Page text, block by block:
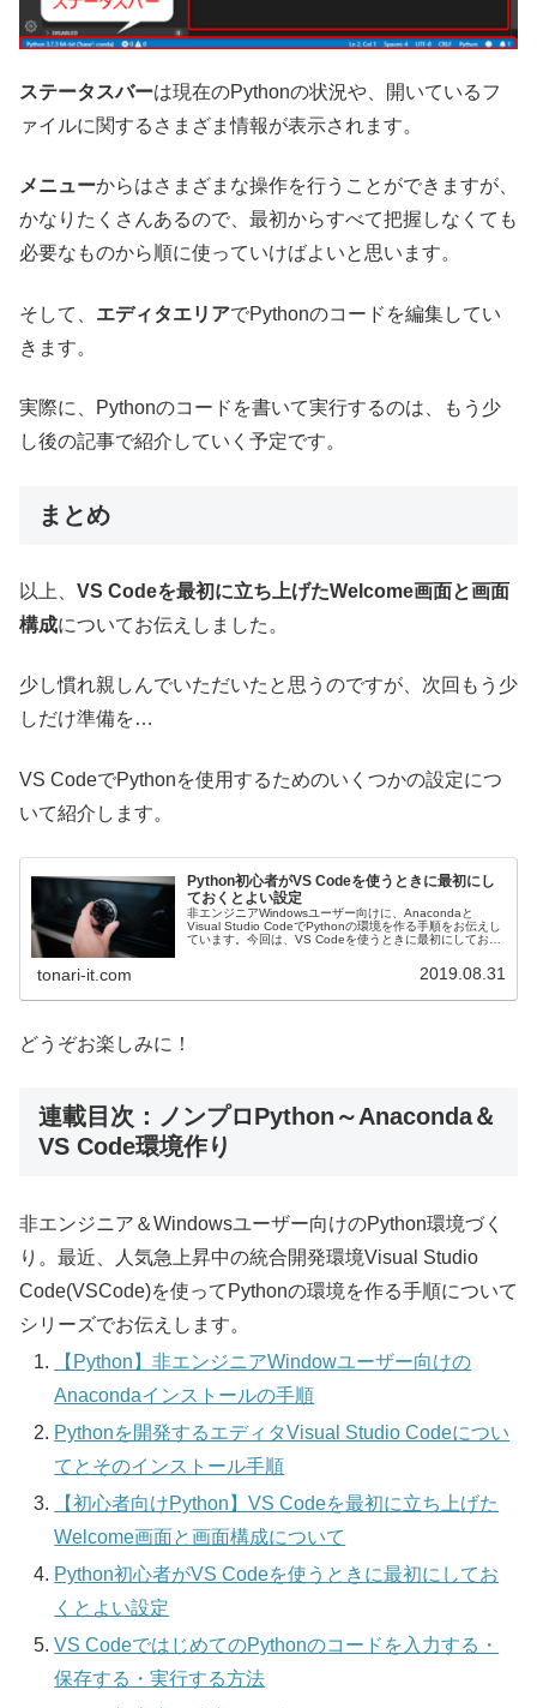
ステータスバーは現在のPythonの状況や、開いているフ
ァイルに関するさまざま情報が表示されます。
メニューからはさまざまな操作を行うことができますが、
かなりたくさんあるので、最初からすべて把握しなくても
必要なものから順に使っていけばよいと思います。
そして、 エディタエリアでPythonのコードを編集してい
きます。
実際に、Pythonのコードを書いて実行するのは、もう少
し後の記事で紹介していく予定です。
まとめ
以上、 VS Codeを最初に立ち上げたWelcome画面と画面
構成についてお伝えしました。
少し慣れ親しんでいただいたと思うのですが、次回もう少
しだけ準備を…
VS CodeでPythonを使用するためのいくつかの設定につ
いて紹介します。
Python初心者がVS Codeを使うときに最初にし
ておくとよい設定
非エンジニアWindowsユーザー向けに、Anacondaと
Visual Studio CodeでPythonの環境を作る手順をお伝えし
ています。今回は、VS Codeを使うときに最初にしておく
tonari-it.com 2019.08.31
どうぞお楽しみに！
連載目次：ノンプロPython～Anaconda＆
VS Code環境作り
非エンジニア＆Windowsユーザー向けのPython環境づく
り。最近、人気急上昇中の統合開発環境Visual Studio
Code(VSCode)を使ってPythonの環境を作る手順について
シリーズでお伝えします。
【Python】非エンジニアWindowユーザー向けの
Anacondaインストールの手順
Pythonを開発するエディタVisual Studio Codeについ
てとそのインストール手順
【初心者向けPython】VS Codeを最初に立ち上げた
Welcome画面と画面構成について
Python初心者がVS Codeを使うときに最初にしてお
くとよい設定
VS CodeではじめてのPythonのコードを入力する・
保存する・実行する方法